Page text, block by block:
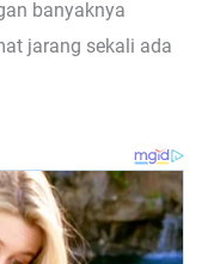
banyaknya
jarang sekali ada